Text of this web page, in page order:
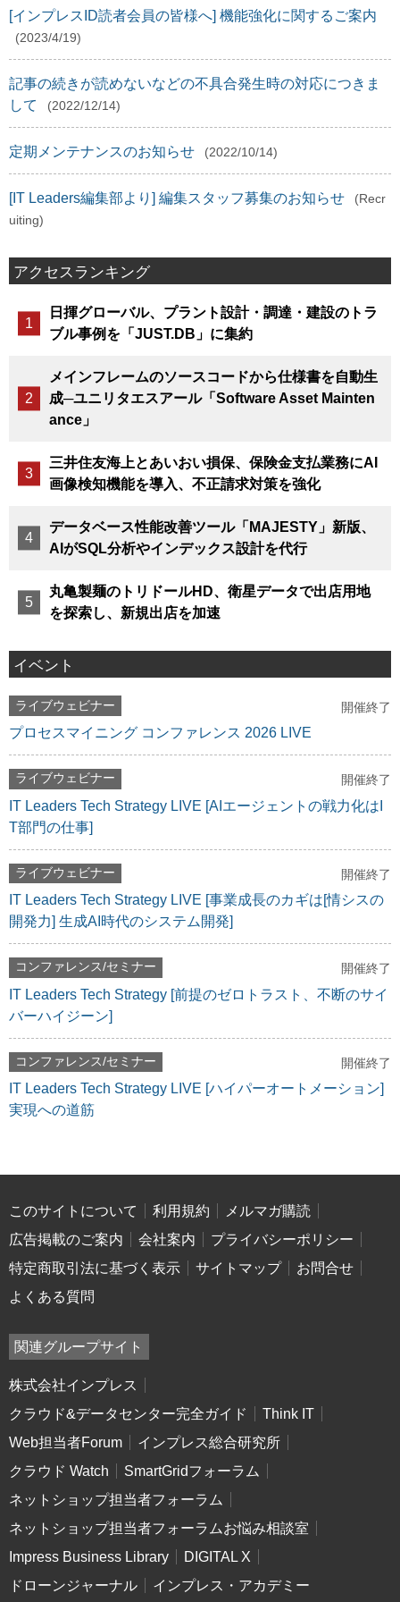
[インプレスID読者会員の皆様へ] 機能強化に関するご案内
(2023/4/19)
記事の続きが読めないなどの不具合発生時の対応につきま
して
(2022/12/14)
定期メンテナンスのお知らせ (2022/10/14)
[IT Leaders編集部より] 編集スタッフ募集のお知らせ
(Recr
uiting)
アクセスランキング
日揮グローバル、プラント設計・調達・建設のトラ
ブル事例を「JUST.DB」に集約
メインフレームのソースコードから仕様書を自動生
成─ユニリタエスアール「Software Asset Mainten
ance」
三井住友海上とあいおい損保、保険金支払業務にAI
画像検知機能を導入、不正請求対策を強化
データベース性能改善ツール「MAJESTY」新版、
AIがSQL分析やインデックス設計を代行
丸亀製麺のトリドールHD、衛星データで出店用地
を探索し、新規出店を加速
イベント
ライブウェビナー 開催終了
プロセスマイニング コンファレンス 2026 LIVE
ライブウェビナー 開催終了
IT Leaders Tech Strategy LIVE [AIエージェントの戦力化はI
T部門の仕事]
ライブウェビナー 開催終了
IT Leaders Tech Strategy LIVE [事業成長のカギは[情シスの
開発力] 生成AI時代のシステム開発]
コンファレンス/セミナー 開催終了
IT Leaders Tech Strategy [前提のゼロトラスト、不断のサイ
バーハイジーン]
コンファレンス/セミナー 開催終了
IT Leaders Tech Strategy LIVE [ハイパーオートメーション]
実現への道筋
このサイトについて 利用規約
メルマガ購読
広告掲載のご案内
会社案内
プライバシーポリシー
特定商取引法に基づく表示
サイトマップ
お問合せ
よくある質問
関連グループサイト
株式会社インプレス
クラウド&データセンター完全ガイド
Think IT
Web担当者Forum
インプレス総合研究所
クラウド Watch
SmartGridフォーラム
ネットショップ担当者フォーラム
ネットショップ担当者フォーラムお悩み相談室
Impress Business Library
DIGITAL X
ドローンジャーナル
インプレス・アカデミー